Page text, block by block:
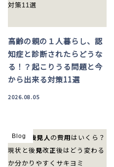
高齢の親の１人暮らし、認
知症と診断されたらどうな
る！？起こりうる問題と今
から出来る対策11選
2026.08.05
Blog